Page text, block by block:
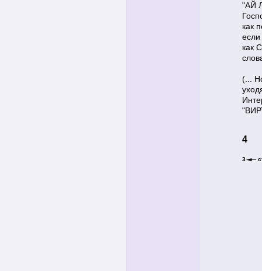
"АЙ
как
если
как
(...
4
3